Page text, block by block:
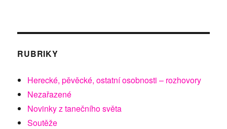
RUBRIKY
Herecké, pěvěcké, ostatní osobnosti – rozhovory
Nezařazené
Novinky z tanečního světa
Soutěže